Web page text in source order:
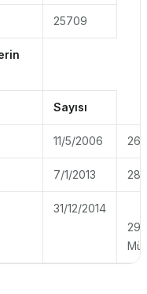
25709
Sayısı
11/5/2006
7/1/2013
31/12/2014